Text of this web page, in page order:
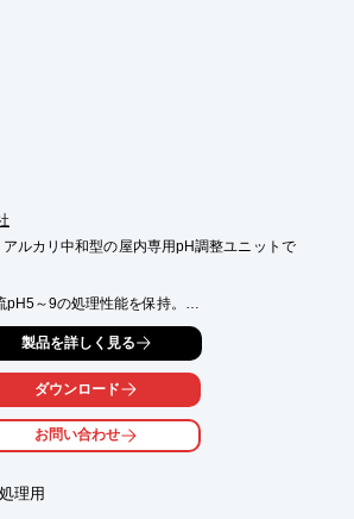
アルカリ中和型の屋内専用pH調整ユニットで
～9の処理性能を保持。
応可能で、圧倒的にコンパクトな設置面積を
ード板・防液堤
メンテ体制
トロール
ウンロードして頂くか、お問い合わせくださ
製品を詳しく見る
ダウンロード
お問い合わせ
理用